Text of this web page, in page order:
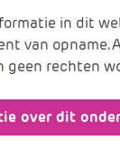
in dit
van opname.
geen rechten
over dit